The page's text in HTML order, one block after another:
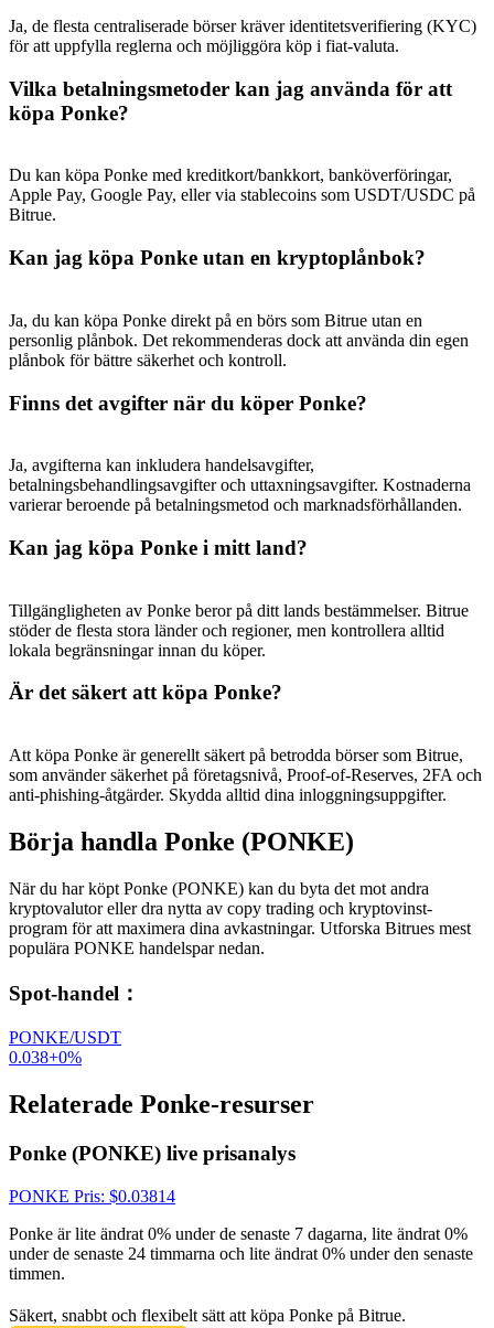
Ja, de flesta centraliserade börser kräver identitetsverifiering (KYC)
för att uppfylla reglerna och möjliggöra köp i fiat-valuta.
Vilka betalningsmetoder kan jag använda för att
köpa Ponke?
Du kan köpa Ponke med kreditkort/bankkort, banköverföringar,
Apple Pay, Google Pay, eller via stablecoins som USDT/USDC på
Bitrue.
Kan jag köpa Ponke utan en kryptoplånbok?
Ja, du kan köpa Ponke direkt på en börs som Bitrue utan en
personlig plånbok. Det rekommenderas dock att använda din egen
plånbok för bättre säkerhet och kontroll.
Finns det avgifter när du köper Ponke?
Ja, avgifterna kan inkludera handelsavgifter,
betalningsbehandlingsavgifter och uttaxningsavgifter. Kostnaderna
varierar beroende på betalningsmetod och marknadsförhållanden.
Kan jag köpa Ponke i mitt land?
Tillgängligheten av Ponke beror på ditt lands bestämmelser. Bitrue
stöder de flesta stora länder och regioner, men kontrollera alltid
lokala begränsningar innan du köper.
Är det säkert att köpa Ponke?
Att köpa Ponke är generellt säkert på betrodda börser som Bitrue,
som använder säkerhet på företagsnivå, Proof-of-Reserves, 2FA och
anti-phishing-åtgärder. Skydda alltid dina inloggningsuppgifter.
Börja handla Ponke (PONKE)
När du har köpt Ponke (PONKE) kan du byta det mot andra
kryptovalutor eller dra nytta av copy trading och kryptovinst-
program för att maximera dina avkastningar. Utforska Bitrues mest
populära PONKE handelspar nedan.
Spot-handel ：
PONKE/USDT
0.038+0%
Relaterade Ponke-resurser
Ponke (PONKE) live prisanalys
PONKE Pris: $0.03814
Ponke är lite ändrat 0% under de senaste 7 dagarna, lite ändrat 0%
under de senaste 24 timmarna och lite ändrat 0% under den senaste
timmen.
Säkert, snabbt och flexibelt sätt att köpa Ponke på Bitrue.